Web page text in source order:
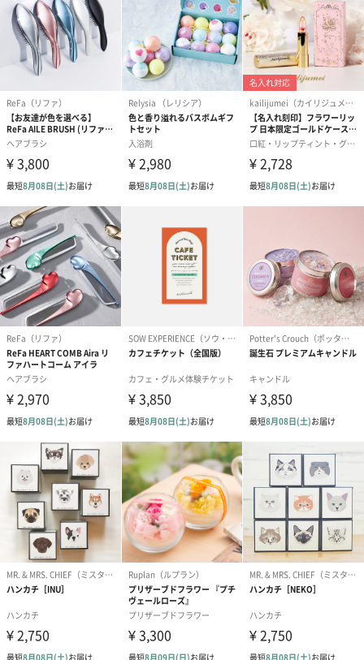
アールグレイ（HAPPY
BIRTHDAY TO YOU）
（660円）
アールグレイティー
（660円）
フルーツティ
円）
スイーツ
スイーツを同梱してお届けいたします。ギフトへの＋αにおすすめ
です。
ゼリーバウム カット
（レモン＆紅茶）（432
円）
麦わらパンダバウム
（バナナ味）（540円）
3層デザート
ェ〜国産フル
り〜 3号（864
スキンケアグッズ
スキンケアグッズを同梱してお届けします。